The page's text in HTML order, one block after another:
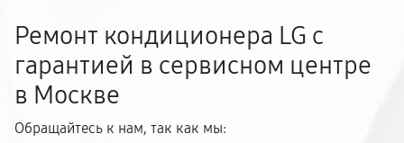
Ремонт кондиционера LG с
гарантией в сервисном центре
в Москве
Обращайтесь к нам, так как мы: